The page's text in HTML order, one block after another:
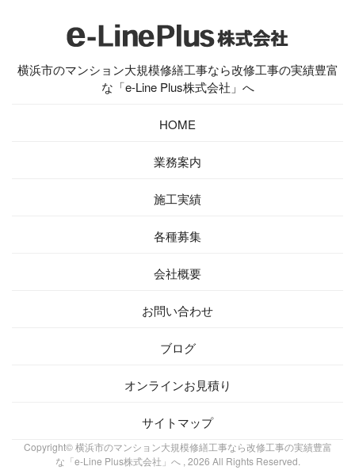
横浜市のマンション大規模修繕工事なら改修工事の実績豊富
な「e-Line Plus株式会社」へ
HOME
業務案内
施工実績
各種募集
会社概要
お問い合わせ
ブログ
オンラインお見積り
サイトマップ
Copyright© 横浜市のマンション大規模修繕工事なら改修工事の実績豊富
な「e-Line Plus株式会社」へ , 2026 All Rights Reserved.